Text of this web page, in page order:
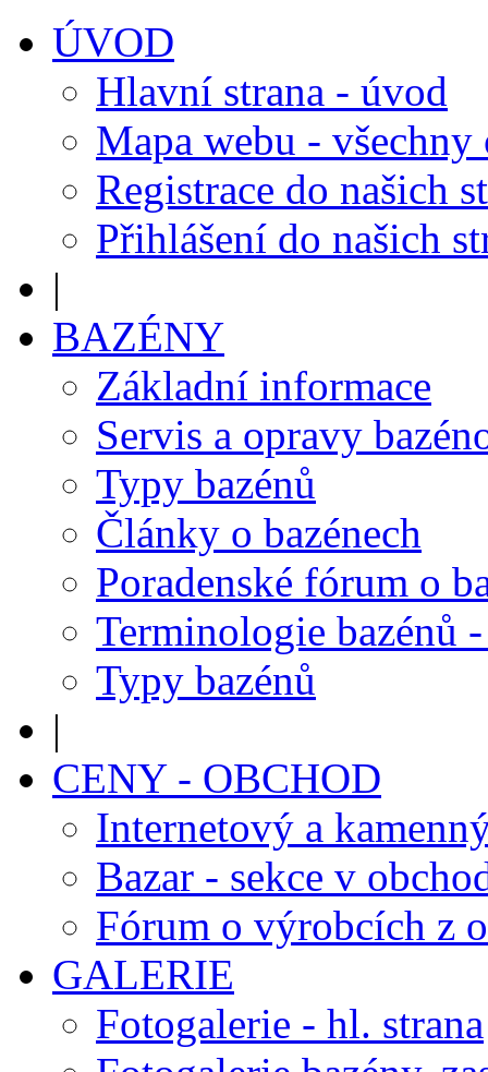
ÚVOD
Hlavní strana - úvod
Mapa webu - všechny
Registrace do našich
Přihlášení do našich
|
BAZÉNY
Základní informace
Servis a opravy
Typy bazénů
Články o bazénech
Poradenské fórum o
Terminologie bazénů
Typy bazénů
|
CENY - OBCHOD
Internetový a
Bazar - sekce v
Fórum o výrobcích z
GALERIE
Fotogalerie - hl. strana